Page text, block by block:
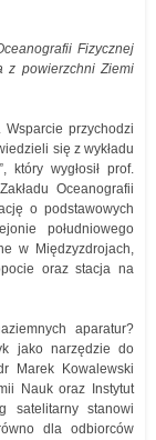
Fizycznej
z powierzchni Ziemi
Wsparcie przychodzi
się z wykładu
który wygłosił prof.
Oceanografii
o podstawowych
południowego
w Międzyzdrojach,
oraz stacja na
aparatur?
jako narzędzie do
Marek Kowalewski
Nauk oraz Instytut
satelitarny stanowi
dla odbiorców